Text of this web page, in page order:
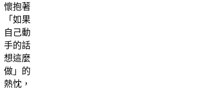
懷抱著
「如果
自己動
手的話
想這麼
做」的
熱忱，